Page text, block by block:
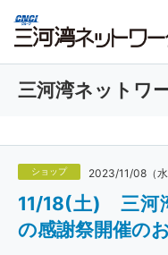
三河湾ネットワ
ショップ 2023/11/08（水
11/18(土) 三河
の感謝祭開催の